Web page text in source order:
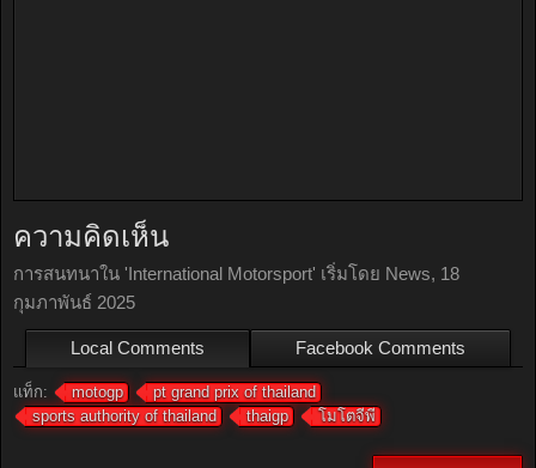
ความคิดเห็น
การสนทนาใน 'International Motorsport' เริ่มโดย News, 18
กุมภาพันธ์ 2025
Local Comments Facebook Comments
แท็ก: motogp
pt grand prix of thailand
sports authority of thailand
thaigp โมโตจีพี